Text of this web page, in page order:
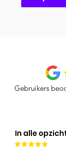
Gebruikers
In alle